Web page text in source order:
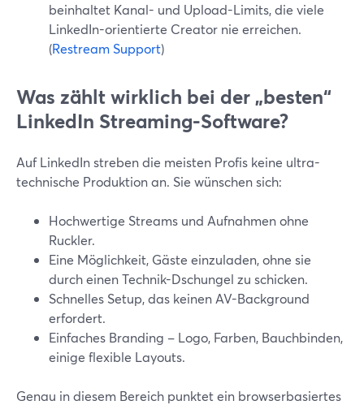
beinhaltet Kanal- und Upload-Limits, die viele
LinkedIn-orientierte Creator nie erreichen.
(Restream Support)
Was zählt wirklich bei der „besten“
LinkedIn Streaming-Software?
Auf LinkedIn streben die meisten Profis keine ultra-
technische Produktion an. Sie wünschen sich:
Hochwertige Streams und Aufnahmen ohne
Ruckler.
Eine Möglichkeit, Gäste einzuladen, ohne sie
durch einen Technik-Dschungel zu schicken.
Schnelles Setup, das keinen AV-Background
erfordert.
Einfaches Branding – Logo, Farben, Bauchbinden,
einige flexible Layouts.
Genau in diesem Bereich punktet ein browserbasiertes